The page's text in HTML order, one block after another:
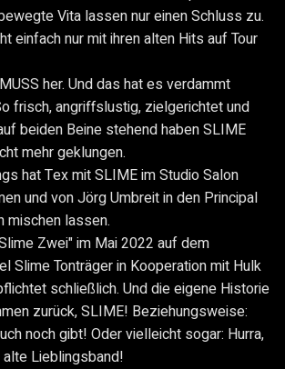
Vita lassen nur einen Schluss zu.
einfach nur mit ihren alten Hits auf Tour
her. Und das hat es verdammt
frisch, angriffslustig, zielgerichtet und
beiden Beine stehend haben SLIME
mehr geklungen.
hat Tex mit SLIME im Studio Salon
und von Jörg Umbreit in den Principal
mischen lassen.
Zwei" im Mai 2022 auf dem
Slime Tonträger in Kooperation mit Hulk
schließlich. Und die eigene Historie
zurück, SLIME! Beziehungsweise:
noch gibt! Oder vielleicht sogar: Hurra,
Lieblingsband!